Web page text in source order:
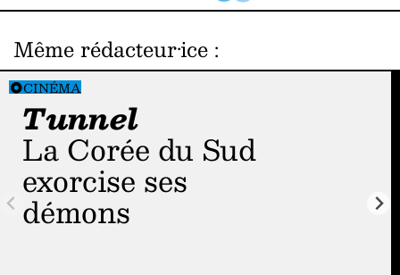
Même rédacteur·ice :
CINÉMA
Tunnel
La Corée du Sud
exorcise ses
démons